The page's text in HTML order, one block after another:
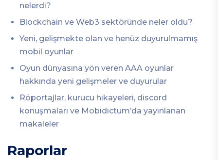
nelerdi?
Blockchain ve Web3 sektöründe neler oldu?
Yeni, gelişmekte olan ve henüz duyurulmamış
mobil oyunlar
Oyun dünyasına yön veren AAA oyunlar
hakkında yeni gelişmeler ve duyurular
Röportajlar, kurucu hikayeleri, discord
konuşmaları ve Mobidictum’da yayınlanan
makaleler
Raporlar